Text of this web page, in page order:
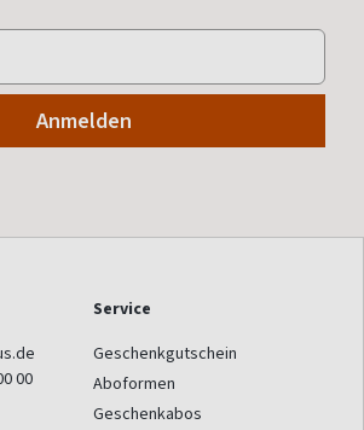
00
Service
Geschenkgutschein
Aboformen
Geschenkabos